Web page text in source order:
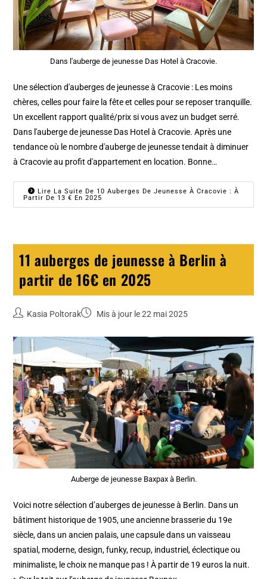
Dans l'auberge de jeunesse Das Hotel à Cracovie.
Une sélection d'auberges de jeunesse à Cracovie : Les moins
chères, celles pour faire la fête et celles pour se reposer tranquille.
Un excellent rapport qualité/prix si vous avez un budget serré.
Dans l'auberge de jeunesse Das Hotel à Cracovie. Après une
tendance où le nombre d'auberge de jeunesse tendait à diminuer
à Cracovie au profit d'appartement en location. Bonne…
Lire La Suite De 10 Auberges De Jeunesse À Cracovie : À
Partir De 13 € En 2025
11 auberges de jeunesse à Berlin à
partir de 16€ en 2025
Kasia Poltorak Mis à jour le 22 mai 2025
Auberge de jeunesse Baxpax à Berlin.
Voici notre sélection d’auberges de jeunesse à Berlin. Dans un
bâtiment historique de 1905, une ancienne brasserie du 19e
siècle, dans un ancien palais, une capsule dans un vaisseau
spatial, moderne, design, funky, recup, industriel, éclectique ou
minimaliste, le choix ne manque pas ! À partir de 19 euros la nuit.